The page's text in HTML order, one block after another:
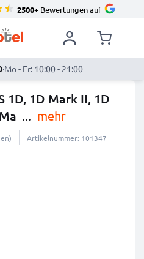
2500+Bewertungen auf
·Mo - Fr: 10:00 - 21:00
1D, 1D Mark II, 1D
... mehr
Artikelnummer: 101347